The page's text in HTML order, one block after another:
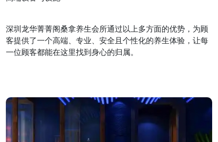
深圳龙华菁菁阁桑拿养生会所通过以上多方面的优势，为顾
客提供了一个高端、专业、安全且个性化的养生体验，让每
一位顾客都能在这里找到身心的归属。